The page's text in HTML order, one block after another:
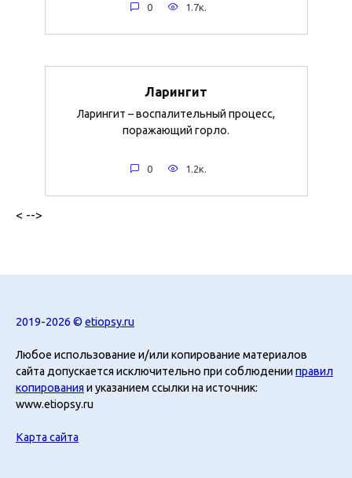
0 1.7к.
Ларингит
Ларингит – воспалительный процесс,
поражающий горло.
0 1.2к.
< -->
2019-2026 © etiopsy.ru
Любое использование и/или копирование материалов
сайта допускается исключительно при соблюденииправил
копирования и указанием ссылки на источник:
www.etiopsy.ru
Карта сайта